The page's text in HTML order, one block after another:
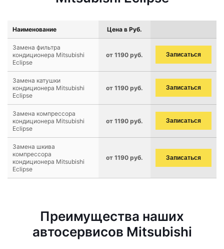
Наименование Цена в Руб.
Замена фильтра
кондиционера Mitsubishi
Eclipse
от 1190 руб. Записаться
Замена катушки
кондиционера Mitsubishi
Eclipse
от 1190 руб. Записаться
Замена компрессора
кондиционера Mitsubishi
Eclipse
от 1190 руб. Записаться
Замена шкива
компрессора
кондиционера Mitsubishi
Eclipse
от 1190 руб. Записаться
Преимущества наших
автосервисов Mitsubishi